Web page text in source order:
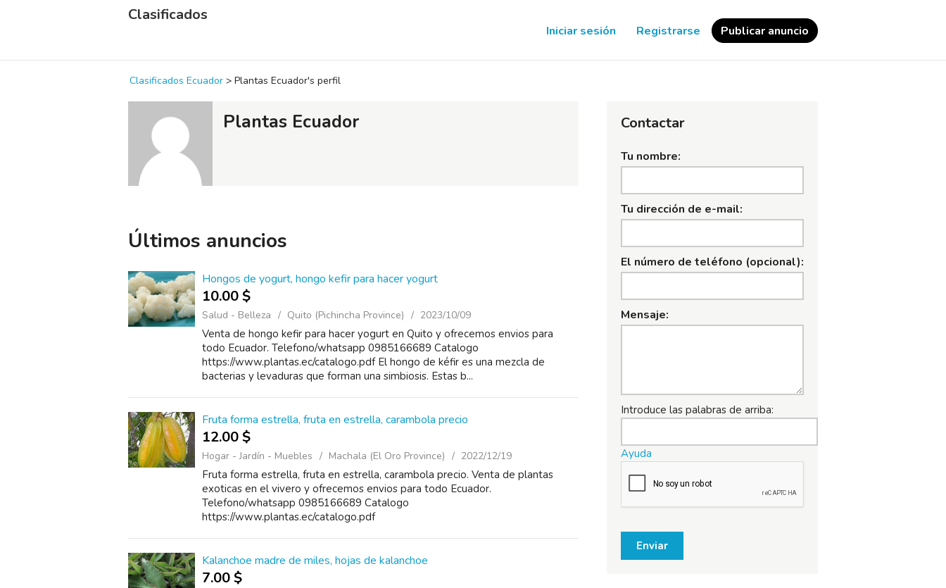
Clasificados
Iniciar sesión Registrarse Publicar anuncio
Clasificados Ecuador > Plantas Ecuador's perfil
Plantas Ecuador
Últimos anuncios
Hongos de yogurt, hongo kefir para hacer yogurt
10.00 $
Salud - Belleza Quito (Pichincha Province) 2023/10/09
Venta de hongo kefir para hacer yogurt en Quito y ofrecemos envios para
todo Ecuador. Telefono/whatsapp 0985166689 Catalogo
https://www.plantas.ec/catalogo.pdf El hongo de kéfir es una mezcla de
bacterias y levaduras que forman una simbiosis. Estas b...
Fruta forma estrella, fruta en estrella, carambola precio
12.00 $
Hogar - Jardín - Muebles Machala (El Oro Province) 2022/12/19
Fruta forma estrella, fruta en estrella, carambola precio. Venta de plantas
exoticas en el vivero y ofrecemos envios para todo Ecuador.
Telefono/whatsapp 0985166689 Catalogo
https://www.plantas.ec/catalogo.pdf
Kalanchoe madre de miles, hojas de kalanchoe
7.00 $
Contactar
Tu nombre:
Tu dirección de e-mail:
El número de teléfono (opcional):
Mensaje:
Introduce las palabras de arriba:
Ayuda
Enviar